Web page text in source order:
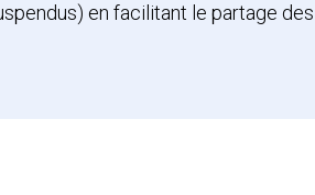
en facilitant le partage